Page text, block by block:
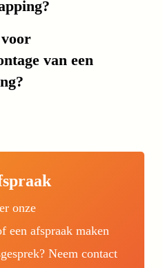
van een
onze
een afspraak maken
Neem contact